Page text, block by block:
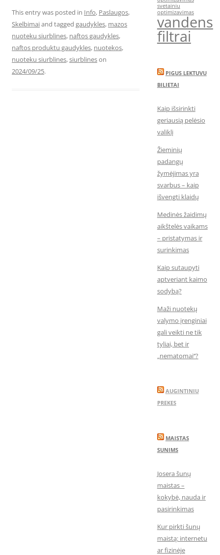
This entry was posted in Info, Paslaugos,
Skelbimaiand tagged gaudykles, mazos
nuoteku siurblines, naftos gaudykles,
naftos produktu gaudykles, nuotekos,
nuoteku siurblines,siurblineson
2024/09/25.
svetainiu
optimizavimas
vandens
filtrai
PIGUS LEKTUVU
BILIETAI
Kaip išsirinkti
geriausią pelėsio
valiklį
Žieminių
padangų
žymėjimas yra
svarbus – kaip
išvengti klaidų
Medinės žaidimų
aikštelės vaikams
– pristatymas ir
surinkimas
Kaip sutaupyti
aptveriant kaimo
sodybą?
Maži nuotekų
valymo įrenginiai
gali veikti ne tik
tyliai, bet ir
„nematomai‘‘?
AUGINTINIU
PREKES
MAISTAS
SUNIMS
Josera šunų
maistas –
kokybė, nauda ir
pasirinkimas
Kur pirkti šunų
maistą: internetu
ar fizinėje